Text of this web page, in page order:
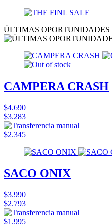
ÚLTIMAS OPORTUNIDADES
CAMPERA CRASH
$4.690
$3.283
$2.345
SACO ONIX
$3.990
$2.793
$1.995